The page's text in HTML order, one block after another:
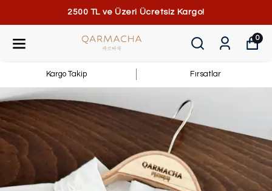
2500 TL ve Üzeri Ücretsiz Kargo!
0
Kargo Takip Fırsatlar